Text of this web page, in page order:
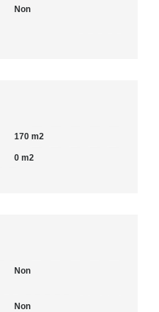
Non
170 m2
0 m2
Non
Non